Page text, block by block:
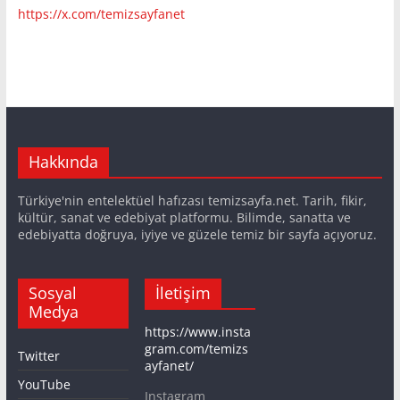
https://x.com/temizsayfanet
Hakkında
Türkiye'nin entelektüel hafızası temizsayfa.net. Tarih, fikir,
kültür, sanat ve edebiyat platformu. Bilimde, sanatta ve
edebiyatta doğruya, iyiye ve güzele temiz bir sayfa açıyoruz.
Sosyal
Medya
Twitter
YouTube
İletişim
https://www.insta
gram.com/temizs
ayfanet/
Instagram